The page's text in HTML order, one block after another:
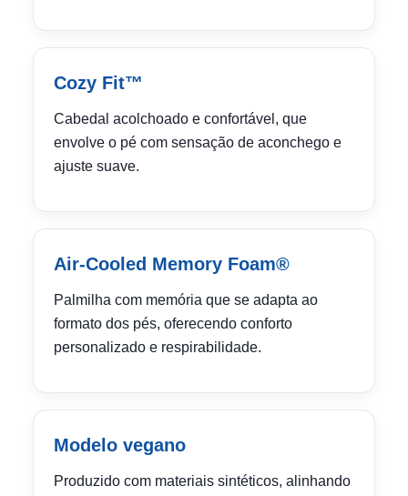
Cozy Fit™
Cabedal acolchoado e confortável, que
envolve o pé com sensação de aconchego e
ajuste suave.
Air-Cooled Memory Foam®
Palmilha com memória que se adapta ao
formato dos pés, oferecendo conforto
personalizado e respirabilidade.
Modelo vegano
Produzido com materiais sintéticos, alinhando